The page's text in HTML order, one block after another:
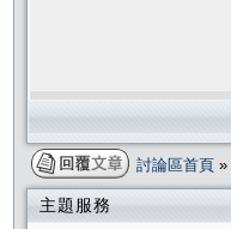
討論區首頁 »
主題服務